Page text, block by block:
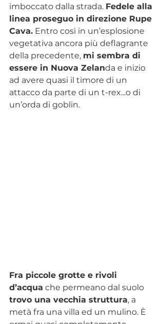
imboccato dalla strada. Fedele alla
linea proseguo in direzione Rupe
Cava. Entro così in un’esplosione
vegetativa ancora più deflagrante
della precedente, mi sembra di
essere in Nuova Zelanda e inizio
ad avere quasi il timore di un
attacco da parte di un t-rex...o di
un’orda di goblin.
Fra piccole grotte e rivoli
d’acqua che permeano dal suolo
trovo una vecchia struttura, a
metà fra una villa ed un mulino. È